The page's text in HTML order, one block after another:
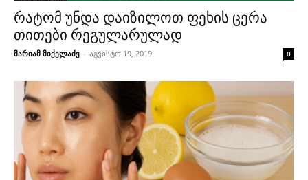
რატომ უნდა დაიზილოთ ფეხის ცერა
თითები რეგულარულად
მარიამ მიქელაძე - აგვისტო 19, 2019 0